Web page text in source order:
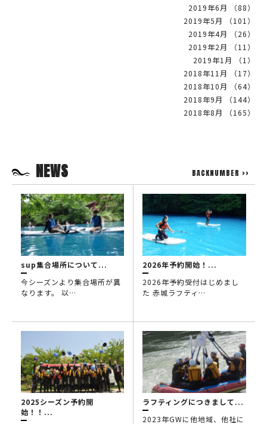
2019年6月 （88）
2019年5月 （101）
2019年4月 （26）
2019年2月 （11）
2019年1月 （1）
2018年11月 （17）
2018年10月 （64）
2018年9月 （144）
2018年8月 （165）
NEWS BACKNUMBER >>
sup集合場所について...
今シーズンより集合場所が異
なります。 以…
2026年予約開始！...
2026年予約受付はじめまし
た 赤城ラフティ…
2025シーズン予約開
始！！...
ラフティングにつきまして...
2023年GWに他地域、他社に